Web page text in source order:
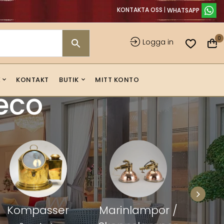
KONTAKTA OSS |
Logga in 0
KONTAKT BUTIK MITT KONTO
Kompasser
Marinlampor /